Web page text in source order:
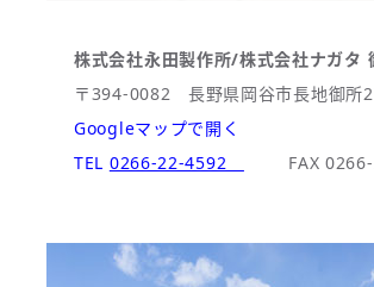
株式会社永田製作所/株式会社ナガタ
〒394-0082 長野県岡谷市長地御所
Googleマップで開く
TEL 0266-22-4592 FAX